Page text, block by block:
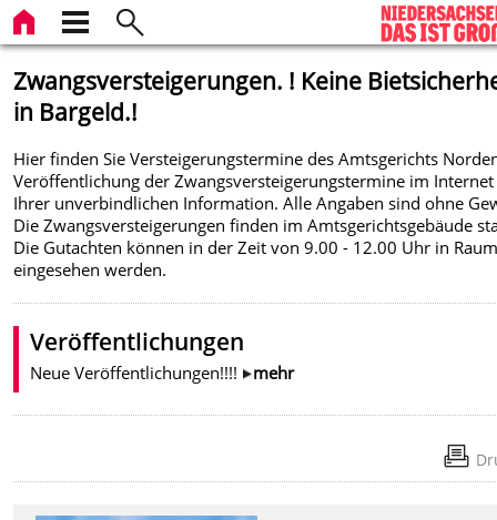
Zwangsversteigerungen. ! Keine
in Bargeld.!
Hier finden Sie Versteigerungstermine des Amtsgerichts
Veröffentlichung der Zwangsversteigerungstermine im
Ihrer unverbindlichen Information. Alle Angaben sind ohne
Die Zwangsversteigerungen finden im Amtsgerichtsgebäude
Die Gutachten können in der Zeit von 9.00 - 12.00 Uhr in
eingesehen werden.
Veröffentlichungen
Neue Veröffentlichungen!!!! mehr